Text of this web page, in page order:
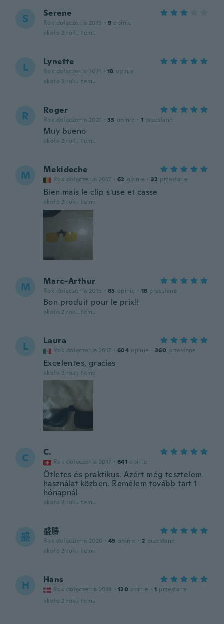
S Serene
Rok dołączenia 2015 · 9 opinie
około 2 roku temu
L Lynette
Rok dołączenia 2021 · 18 opinie
około 2 roku temu
R Roger
Rok dołączenia 2021 · 33 opinie · 1 przesłane
Muy bueno
około 2 roku temu
M Mekideche
Rok dołączenia 2017 · 62 opinie · 32 przesłane
Bien mais le clip s'use et casse
około 2 roku temu
M Marc-Arthur
Rok dołączenia 2015 · 85 opinie · 18 przesłane
Bon produit pour le prix!!
około 2 roku temu
L Laura
Rok dołączenia 2017 · 604 opinie · 360 przesłane
Excelentes, gracias
około 2 roku temu
C C.
Rok dołączenia 2017 · 641 opinie
Ötletes és praktikus. Azért még tesztelem
használat közben. Remélem tovább tart 1
hónapnál
około 2 roku temu
盛 盛勝
Rok dołączenia 2020 · 45 opinie · 2 przesłane
około 2 roku temu
H Hans
Rok dołączenia 2019 · 120 opinie · 1 przesłane
około 2 roku temu